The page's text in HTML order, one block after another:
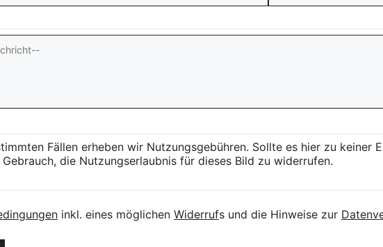
Fällen erheben wir Nutzungsgebühren. Sollte es hier zu keiner
Gebrauch, die Nutzungserlaubnis für dieses Bild zu widerrufen.
inkl. eines möglichen Widerrufs und die Hinweise zur